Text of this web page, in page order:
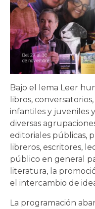
Bajo el lema Leer
libros,
infantiles y juveniles
diversas
editoriales públicas,
libreros, escritores,
público en general
literatura, la
el intercambio de
La programación